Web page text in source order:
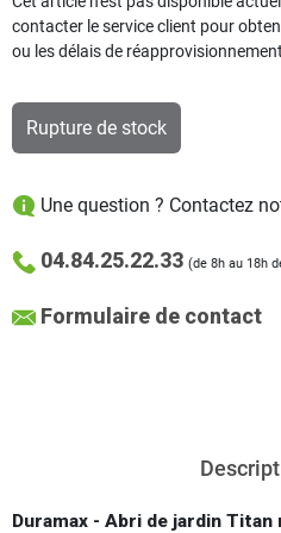
contacter le service client pour
ou les délais de
Rupture de stock
Une question ? Contactez
04.84.25.22.33 (de 8h au 18h
Formulaire de contact
Duramax - Abri de jardin Titan